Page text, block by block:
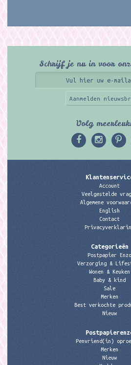
Schrijf je nu in voor
Aanmelden
Volg
Account
Veelgestelde
Algemene
English
Contact
Categorieën
Postpapier Enzo
Verzorging &
Wonen & Keuken
Baby & kind
Sale
Merken
Best verkochte
Nieuw
Penvriend(in)
Merken
Nieuw